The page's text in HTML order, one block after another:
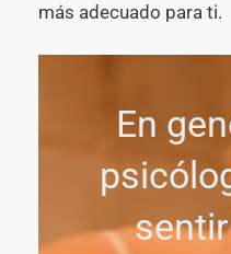
más adecuado para ti.
En